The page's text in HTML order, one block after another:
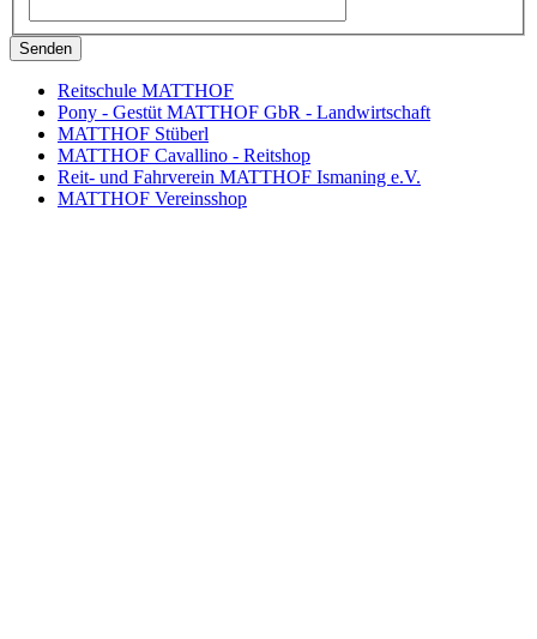
Senden
Reitschule MATTHOF
Pony - Gestüt MATTHOF GbR - Landwirtschaft
MATTHOF Stüberl
MATTHOF Cavallino - Reitshop
Reit- und Fahrverein MATTHOF Ismaning e.V.
MATTHOF Vereinsshop